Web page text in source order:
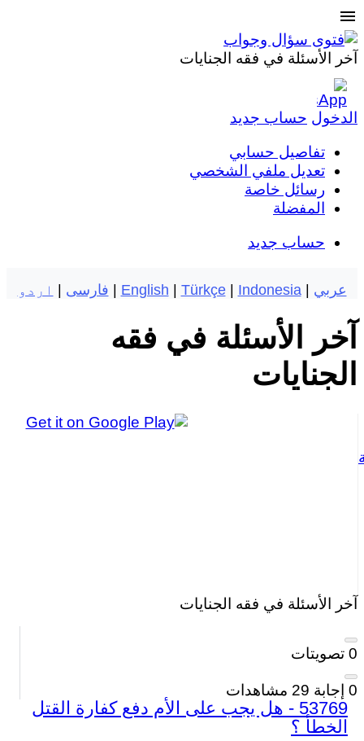
menu
آخر الأسئلة في فقه الجنايات
الدخول حساب جديد
تفاصيل حسابي
تعديل ملفي الشخصي
رسائل خاصة
المفضلة
حساب جديد
عربي |
English | Türkçe| Indonesia
| فارسی | اردو
آخر الأسئلة في فقه
الجنايات
آخر الأسئلة في فقه الجنايات
0 تصويتات
0 إجابة 29 مشاهدات
53769 - هل يجب على الأم دفع كفارة القتل
الخطأ ؟